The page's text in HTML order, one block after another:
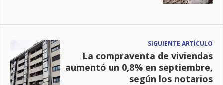
SIGUIENTE ARTÍCULO
La compraventa de viviendas
aumentó un 0,8% en septiembre,
según los notarios